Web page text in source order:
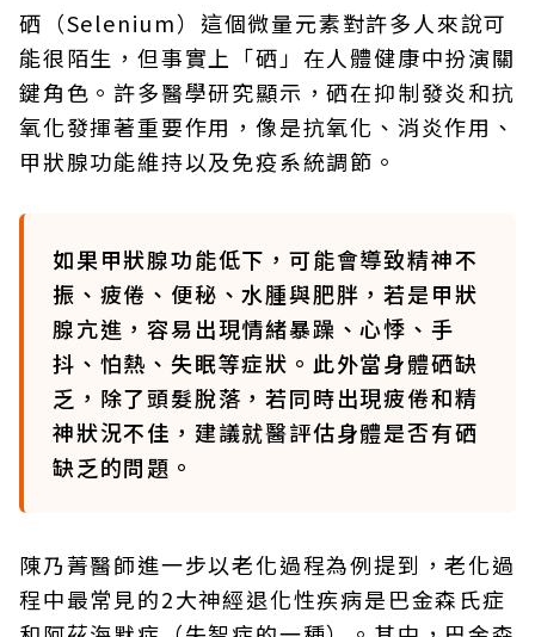
硒（Selenium）這個微量元素對許多人來說可
能很陌生，但事實上「硒」在人體健康中扮演關
鍵角色。許多醫學研究顯示，硒在抑制發炎和抗
氧化發揮著重要作用，像是抗氧化、消炎作用、
甲狀腺功能維持以及免疫系統調節。
如果甲狀腺功能低下，可能會導致精神不
振、疲倦、便秘、水腫與肥胖，若是甲狀
腺亢進，容易出現情緒暴躁、心悸、手
抖、怕熱、失眠等症狀。此外當身體硒缺
乏，除了頭髮脫落，若同時出現疲倦和精
神狀況不佳，建議就醫評估身體是否有硒
缺乏的問題。
陳乃菁醫師進一步以老化過程為例提到，老化過
程中最常見的2大神經退化性疾病是巴金森氏症